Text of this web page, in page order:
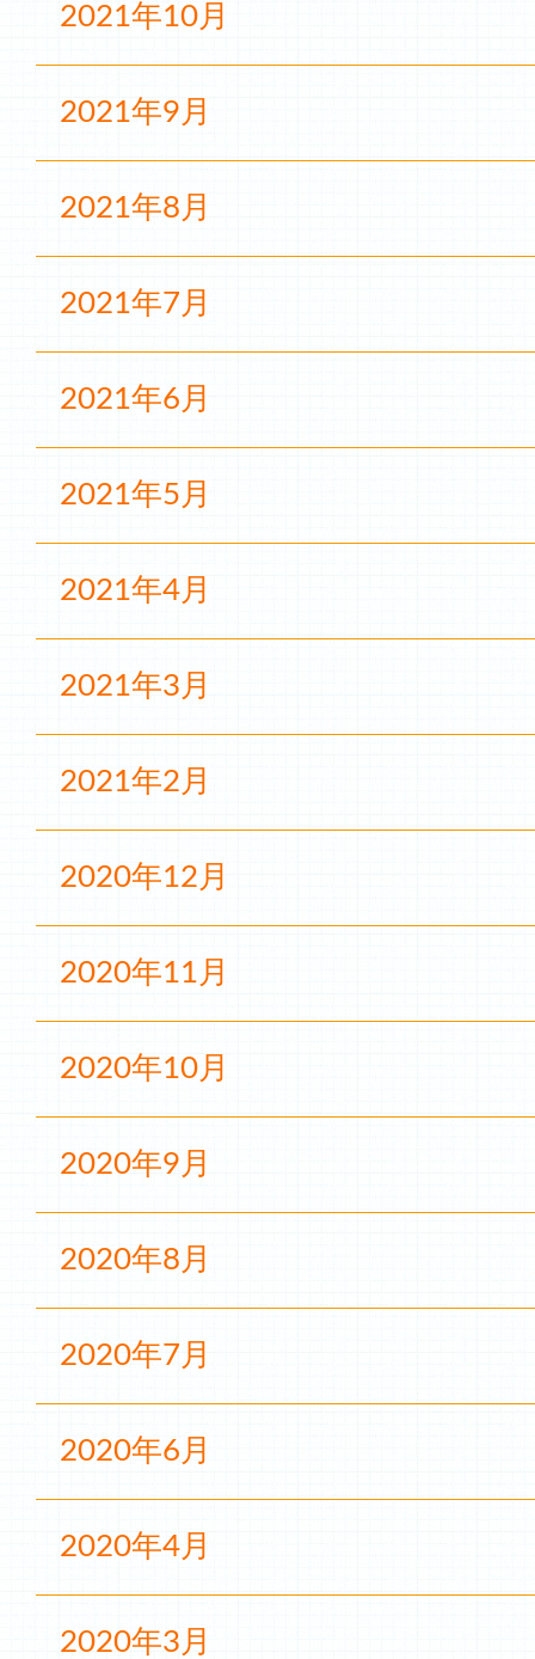
2021年10月
2021年9月
2021年8月
2021年7月
2021年6月
2021年5月
2021年4月
2021年3月
2021年2月
2020年12月
2020年11月
2020年10月
2020年9月
2020年8月
2020年7月
2020年6月
2020年4月
2020年3月